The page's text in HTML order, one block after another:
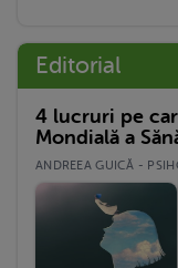
Editorial
4 lucruri pe
Mondială a
ANDREEA GUICĂ -